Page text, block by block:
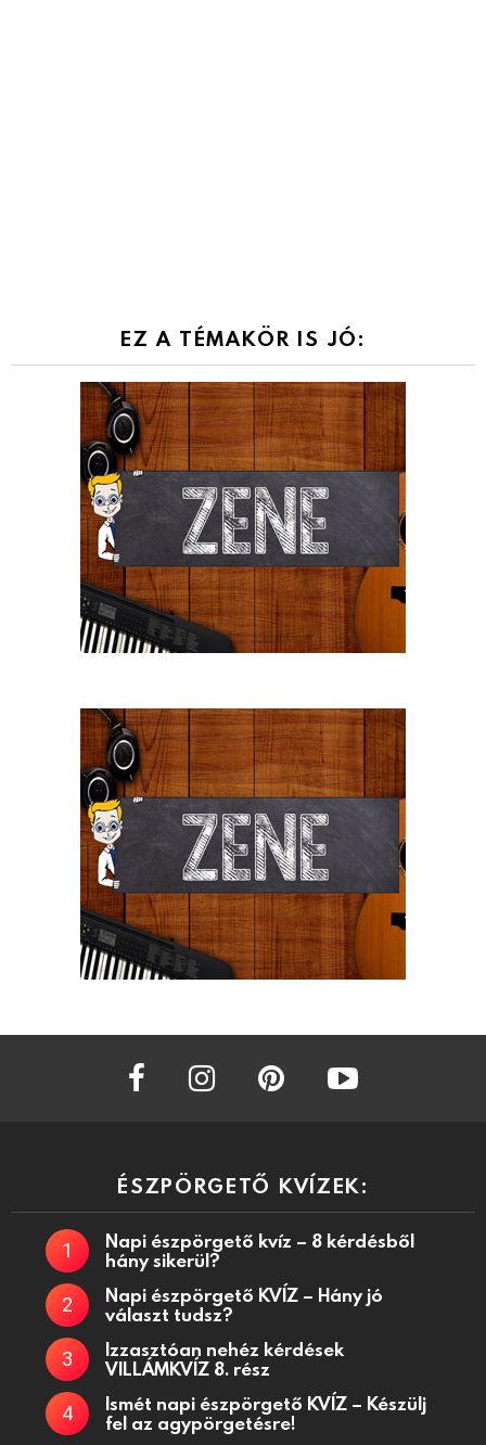
EZ A TÉMAKÖR IS JÓ:
facebook instagram
ÉSZPÖRGETŐ KVÍZEK:
Napi észpörgető kvíz – 8 kérdésből
hány sikerül?
Napi észpörgető KVÍZ – Hány jó
választ tudsz?
Izzasztóan nehéz kérdések
VILLÁMKVÍZ 8. rész
Ismét napi észpörgető KVÍZ – Készülj
fel az agypörgetésre!